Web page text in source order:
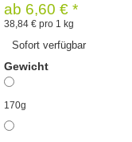
ab 6,60 € *
38,84 € pro 1 kg
Sofort verfügbar
Gewicht
170g